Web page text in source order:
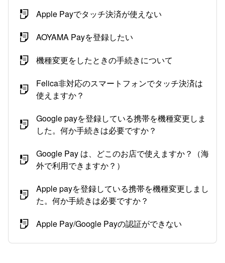
Apple Payでタッチ決済が使えない
AOYAMA Payを登録したい
機種変更をしたときの手続きについて
Felica非対応のスマートフォンでタッチ決済は
使えますか？
Google payを登録している携帯を機種変更しま
した。何か手続きは必要ですか？
Google Pay は、どこのお店で使えますか？（海
外で利用できますか？）
Apple payを登録している携帯を機種変更しまし
た。何か手続きは必要ですか？
Apple Pay/Google Payの認証ができない